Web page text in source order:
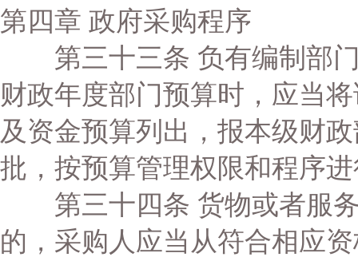
第四章 政府采购程序
第三十三条 负有编制部门
财政年度部门预算时，应当
及资金预算列出，报本级财
批，按预算管理权限和程序
第三十四条 货物或者服务
的，采购人应当从符合相应